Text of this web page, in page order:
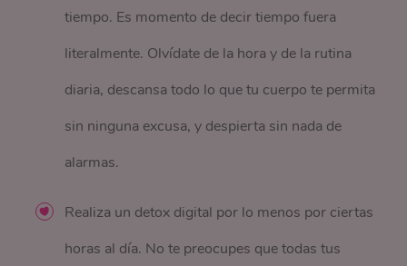
tiempo. Es momento de decir tiempo fuera
literalmente. Olvídate de la hora y de la rutina
diaria, descansa todo lo que tu cuerpo te permita
sin ninguna excusa, y despierta sin nada de
alarmas.
Realiza un detox digital por lo menos por ciertas
horas al día. No te preocupes que todas tus